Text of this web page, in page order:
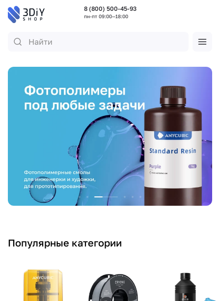
8 (800) 500-45-93
пн-пт 09:00—18:00
Популярные категории